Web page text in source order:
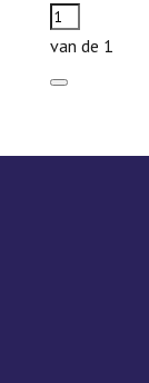
van de 1